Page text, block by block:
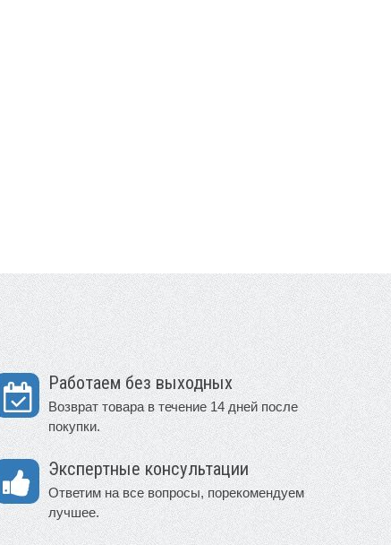
Работаем без выходных
Возврат товара в течение 14 дней после
покупки.
Экспертные консультации
Ответим на все вопросы, порекомендуем
лучшее.